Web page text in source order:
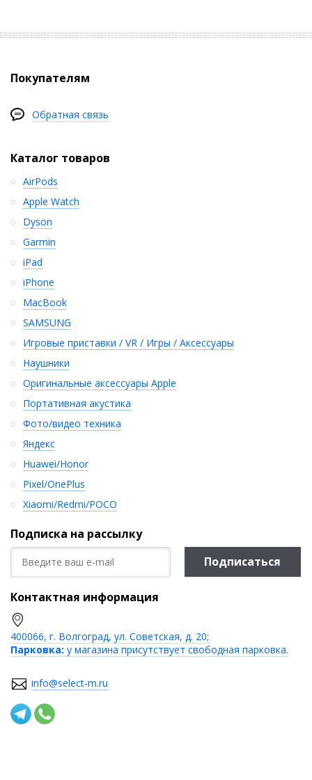
Покупателям
Обратная связь
Каталог товаров
AirPods
Apple Watch
Dyson
Garmin
iPad
iPhone
MacBook
SAMSUNG
Игровые приставки / VR / Игры / Аксессуары
Наушники
Оригинальные аксессуары Apple
Портативная акустика
Фото/видео техника
Яндекс
Huawei/Honor
Pixel/OnePlus
Xiaomi/Redmi/POCO
Подписка на рассылку
Подписаться
Контактная информация
400066, г. Волгоград, ул. Советская, д. 20;
Парковка: у магазина присутствует свободная парковка.
info@select-m.ru